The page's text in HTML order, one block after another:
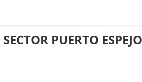
PUERTO ESPEJO